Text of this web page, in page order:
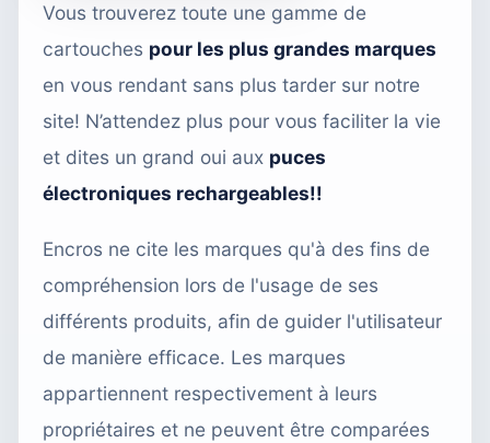
Vous trouverez toute une gamme de
cartouches pour les plus grandes marques
en vous rendant sans plus tarder sur notre
site! N’attendez plus pour vous faciliter la vie
et dites un grand oui aux puces
électroniques rechargeables!!
Encros ne cite les marques qu'à des fins de
compréhension lors de l'usage de ses
différents produits, afin de guider l'utilisateur
de manière efficace. Les marques
appartiennent respectivement à leurs
propriétaires et ne peuvent être comparées